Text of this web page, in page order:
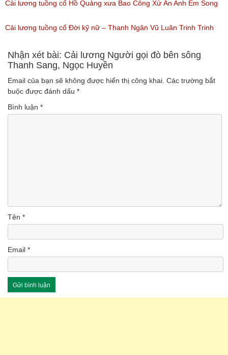
(Lượt nghe: 216)
146)
Cải lương tuồng cổ Hồ Quảng xưa Bao Công Xử Án Anh Em Song
Sinh
(Lượt nghe: 228)
Cải lương tuồng cổ Đời kỹ nữ – Thanh Ngân Vũ Luân Trinh Trinh
Cải Lương Hồ Quảng
(Lượt nghe: 157)
Nhận xét bài: Cải lương Người gọi đò bên sông
Thanh Sang, Ngọc Huyền
Email của bạn sẽ không được hiển thị công khai. Các trường bắt
buộc được đánh dấu *
Bình luận *
Tên *
Email *